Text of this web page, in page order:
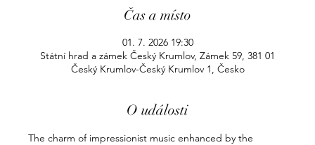
Čas a místo
01. 7. 2026 19:30
Státní hrad a zámek Český Krumlov, Zámek 59, 381 01
Český Krumlov-Český Krumlov 1, Česko
O události
The charm of impressionist music enhanced by the